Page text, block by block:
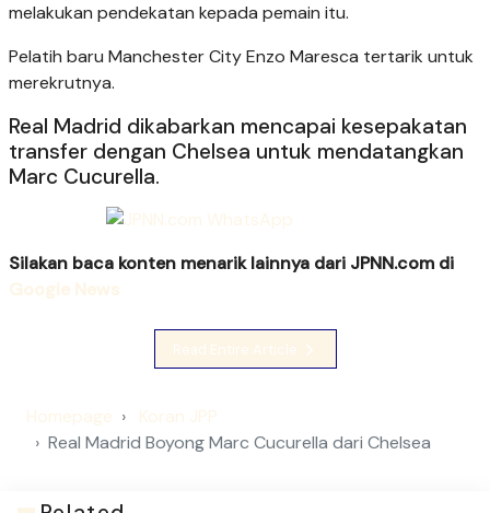
melakukan pendekatan kepada pemain itu.
Pelatih baru Manchester City Enzo Maresca tertarik untuk
merekrutnya.
Real Madrid dikabarkan mencapai kesepakatan
transfer dengan Chelsea untuk mendatangkan
Marc Cucurella.
Silakan baca konten menarik lainnya dari JPNN.com di
Google News
Read Entire Article
Homepage
Koran JPP
Real Madrid Boyong Marc Cucurella dari Chelsea